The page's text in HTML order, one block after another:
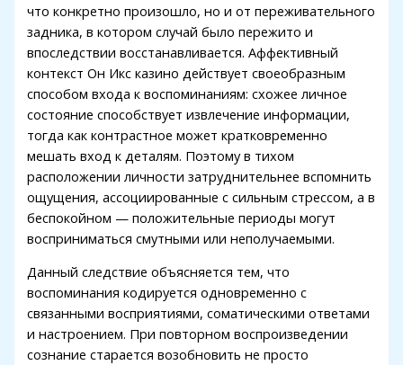
Panel
Panel
Panel
Panel
Panel
panel
panel
panel
giriş
что конкретно произошло, но и от переживательного
задника, в котором случай было пережито и
впоследствии восстанавливается. Аффективный
контекст Он Икс казино действует своеобразным
способом входа к воспоминаниям: схожее личное
состояние способствует извлечение информации,
тогда как контрастное может кратковременно
мешать вход к деталям. Поэтому в тихом
расположении личности затруднительнее вспомнить
ощущения, ассоциированные с сильным стрессом, а в
беспокойном — положительные периоды могут
восприниматься смутными или неполучаемыми.
Данный следствие объясняется тем, что
воспоминания кодируется одновременно с
связанными восприятиями, соматическими ответами
и настроением. При повторном воспроизведении
сознание старается возобновить не просто